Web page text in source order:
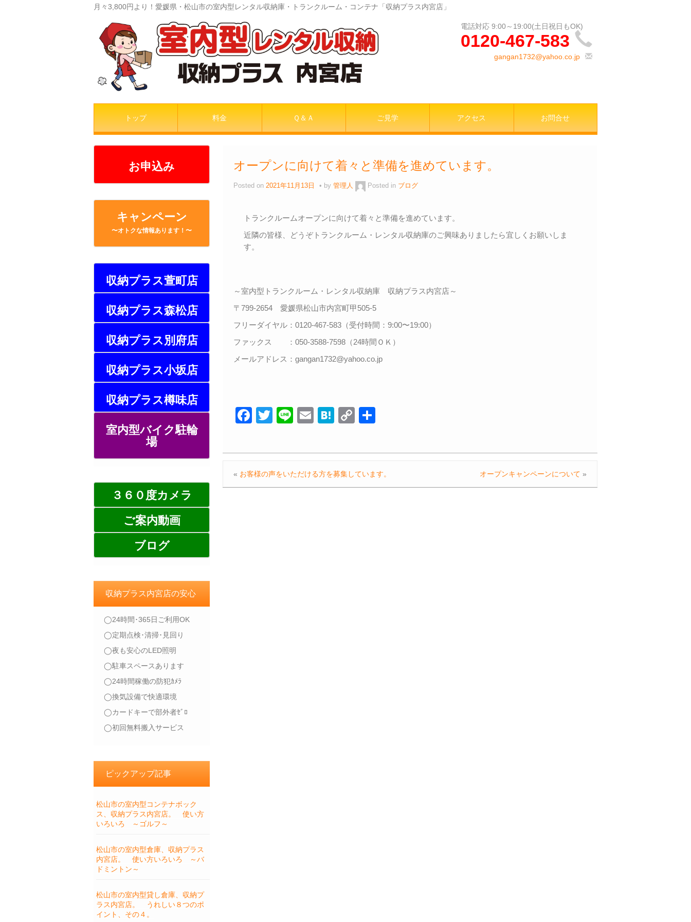
月々3,800円より！愛媛県・松山市の室内型レンタル収納庫・トランクルーム・コンテナ「収納プラス内宮店」
0120-467-583
gangan1732@yahoo.co.jp
トップ 料金 Ｑ＆Ａ ご見学 アクセス お問合せ
お申込み
キャンペーン
〜オトクな情報あります！〜
収納プラス萱町店
収納プラス森松店
収納プラス別府店
収納プラス小坂店
収納プラス樽味店
室内型バイク駐輪
場
３６０度カメラ
ご案内動画
ブログ
収納プラス内宮店の安心
◯24時間･365日ご利用OK
◯定期点検･清掃･見回り
◯夜も安心のLED照明
◯駐車スペースあります
◯24時間稼働の防犯ｶﾒﾗ
◯換気設備で快適環境
◯カードキーで部外者ｾﾞﾛ
◯初回無料搬入サービス
ピックアップ記事
松山市の室内型コンテナボック
ス、収納プラス内宮店。 使い方
いろいろ ～ゴルフ～
松山市の室内型倉庫、収納プラス
内宮店。 使い方いろいろ ～バ
ドミントン～
松山市の室内型貸し倉庫、収納プ
ラス内宮店。 うれしい８つのポ
イント、その４。
オープンに向けて着々と準備を進めています。
Posted on2021年11月13日 by管理人 Posted in ブログ
トランクルームオープンに向けて着々と準備を進めています。
近隣の皆様、どうぞトランクルーム・レンタル収納庫のご興味ありましたら宜しくお願いしま
す。
～室内型トランクルーム・レンタル収納庫 収納プラス内宮店～
〒799-2654 愛媛県松山市内宮町甲505-5
フリーダイヤル：0120-467-583（受付時間：9:00〜19:00）
ファックス ：050-3588-7598（24時間ＯＫ）
メールアドレス：gangan1732@yahoo.co.jp
F
c
b
T
tt
Li
e
E
ail
H
e
a
C
p
Li
« お客様の声をいただける方を募集しています。 オープンキャンペーンについて »